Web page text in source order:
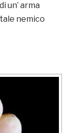
un’ arma
nemico